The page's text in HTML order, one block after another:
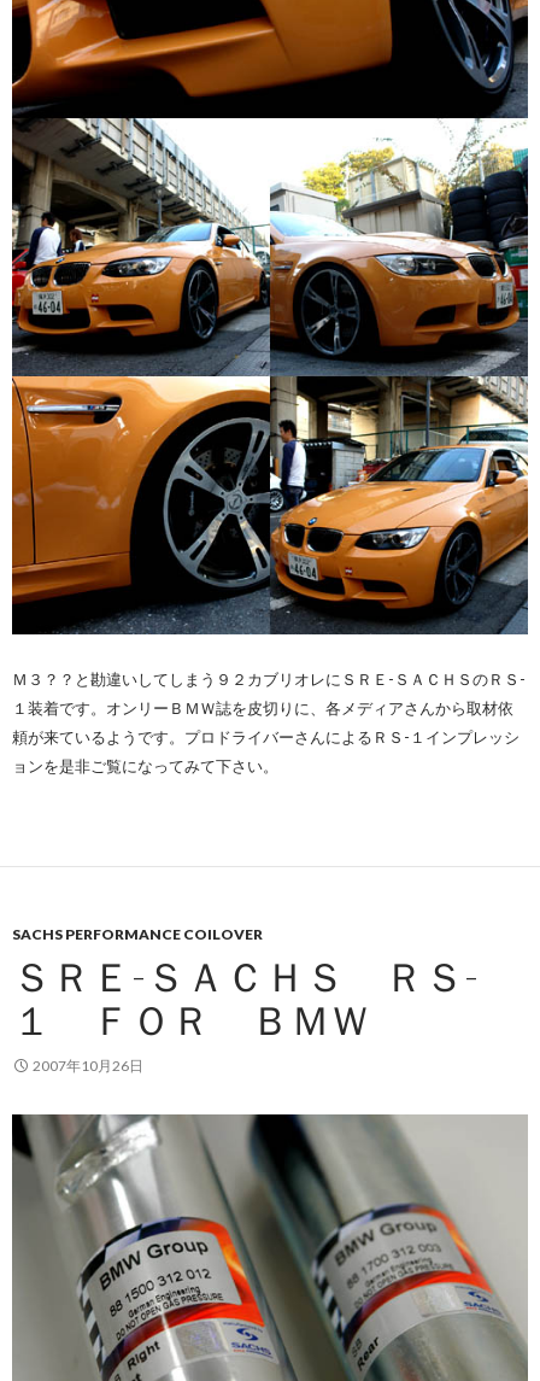
Ｍ３？？と勘違いしてしまう９２カブリオレにＳＲＥ-ＳＡＣＨＳのＲＳ-
１装着です。オンリーＢＭＷ誌を皮切りに、各メディアさんから取材依
頼が来ているようです。プロドライバーさんによるＲＳ-１インプレッシ
ョンを是非ご覧になってみて下さい。
SACHS PERFORMANCE COILOVER
ＳＲＥ-ＳＡＣＨＳ ＲＳ-
１ ＦＯＲ ＢＭＷ
2007年10月26日